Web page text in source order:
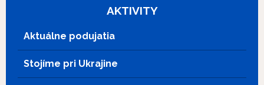
AKTIVITY
Aktuálne podujatia
Stojíme pri Ukrajine